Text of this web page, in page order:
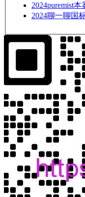
2024puremist
2024聊一聊国